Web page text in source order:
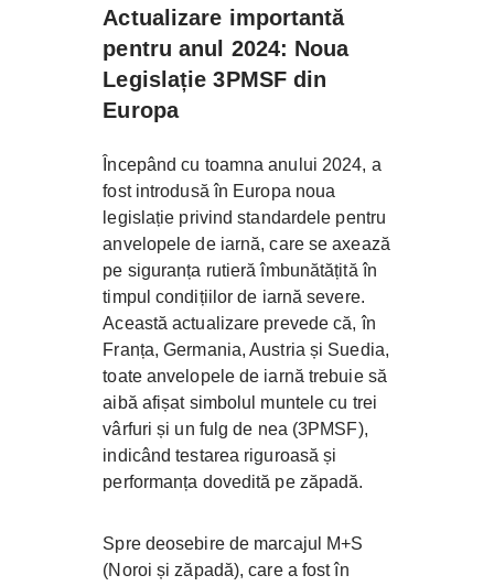
Actualizare importantă
pentru anul 2024: Noua
Legislație 3PMSF din
Europa
Începând cu toamna anului 2024, a
fost introdusă în Europa noua
legislație privind standardele pentru
anvelopele de iarnă, care se axează
pe siguranța rutieră îmbunătățită în
timpul condițiilor de iarnă severe.
Această actualizare prevede că, în
Franța, Germania, Austria și Suedia,
toate anvelopele de iarnă trebuie să
aibă afișat simbolul muntele cu trei
vârfuri și un fulg de nea (3PMSF),
indicând testarea riguroasă și
performanța dovedită pe zăpadă.
Spre deosebire de marcajul M+S
(Noroi și zăpadă), care a fost în